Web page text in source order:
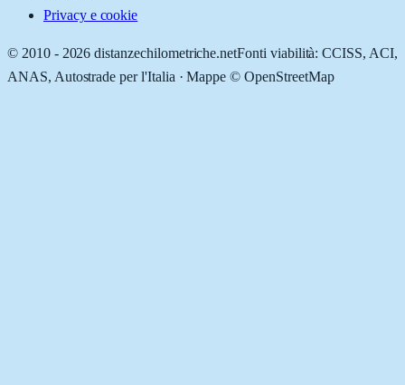
Privacy e cookie
© 2010 - 2026 distanzechilometriche.netFonti viabilità: CCISS, ACI,
ANAS, Autostrade per l'Italia · Mappe © OpenStreetMap